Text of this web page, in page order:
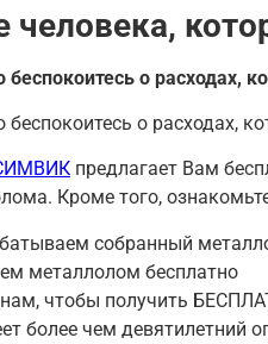
о расходах,
о расходах,
предлагает Вам
Кроме того,
собранный
металлолом бесплатно
нам, чтобы получить
более чем девятилетний